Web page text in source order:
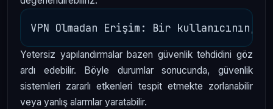
Yetersiz yapılandırmalar bazen güvenlik tehdidini göz
ardı edebilir. Böyle durumlar sonucunda, güvenlik
sistemleri zararlı etkenleri tespit etmekte zorlanabilir
veya yanlış alarmlar yaratabilir.